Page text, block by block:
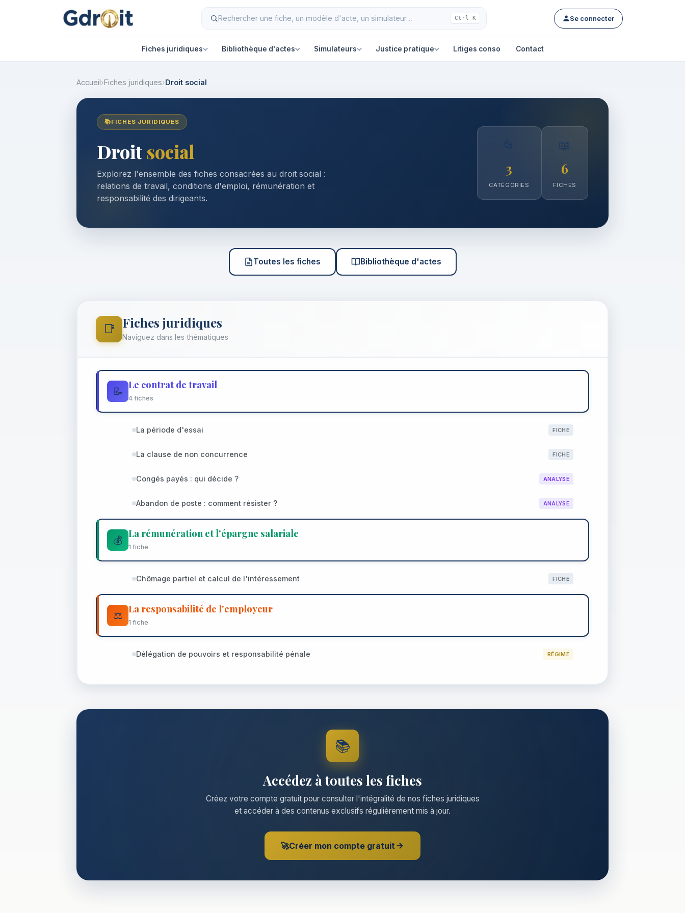
Ctrl K Se connecter
Fiches juridiques Bibliothèque d'actes Simulateurs Justice pratique Litiges conso Contact
Accueil›Fiches juridiques›Droit social
📚FICHES JURIDIQUES
Droit social
Explorez l'ensemble des fiches consacrées au droit social :
relations de travail, conditions d'emploi, rémunération et
responsabilité des dirigeants.
3
CATÉGORIES
📖
6
FICHES
Toutes les fiches Bibliothèque d'actes
📑 Fiches juridiques
Naviguez dans les thématiques
📝
Le contrat de travail
4 fiches
La période d'essai FICHE
La clause de non concurrence FICHE
Congés payés : qui décide ? ANALYSE
Abandon de poste : comment résister ? ANALYSE
💰
La rémunération et l'épargne salariale
1 fiche
Chômage partiel et calcul de l'intéressement FICHE
⚖️
La responsabilité de l'employeur
1 fiche
Délégation de pouvoirs et responsabilité pénale RÉGIME
📚
Accédez à toutes les fiches
Créez votre compte gratuit pour consulter l'intégralité de nos fiches juridiques
et accéder à des contenus exclusifs régulièrement mis à jour.
🚀Créer mon compte gratuit